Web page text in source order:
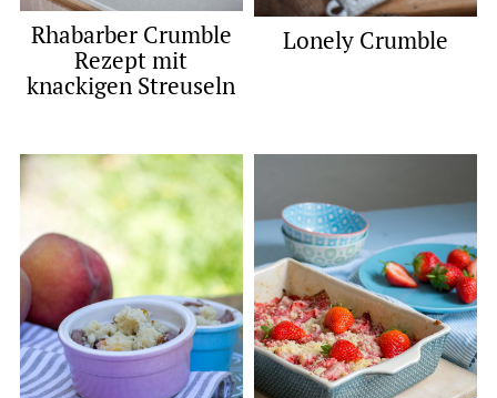
Rhabarber Crumble
Rezept mit
knackigen Streuseln
Lonely Crumble